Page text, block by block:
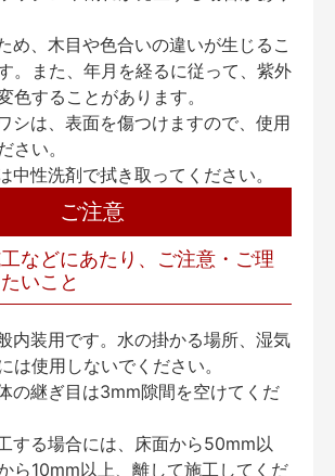
め、木目や色合いの違いが生じるこ
。また、年月を経るに従って、紫外
色することがあります。
シは、表面を傷つけますので、使用
さい。
性洗剤で拭き取ってください。
ご注意
などにあたり、ご注意・ご理
いこと
内装用です。水の掛かる場所、湿気
は使用しないでください。
の継ぎ目は3mm隙間を空けてくだ
する場合には、床面から50mm以
ら10mm以上、離して施工してくだ